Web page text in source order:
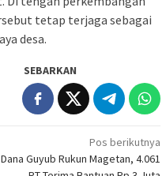
tetap terjaga sebagai
desa.
SEBARKAN
Pos berikutnya
Dana Guyub Rukun Magetan, 4.061